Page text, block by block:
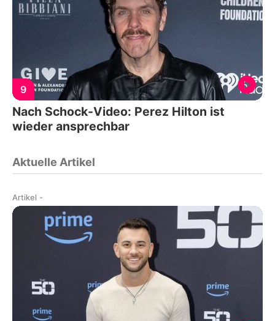
9
Nach Schock-Video: Perez Hilton ist
wieder ansprechbar
Aktuelle Artikel
Artikel -